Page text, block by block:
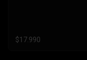
$17.990